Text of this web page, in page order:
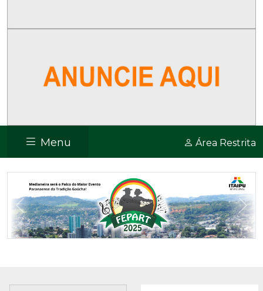
Menu Área Restrita
Previous